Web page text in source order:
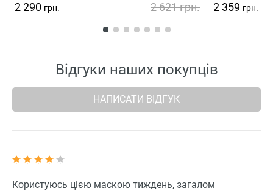
2 290 грн. 2 621грн. 2 359 грн.
Відгуки наших покупців
НАПИСАТИ ВІДГУК
Користуюсь цією маскою тиждень, загалом